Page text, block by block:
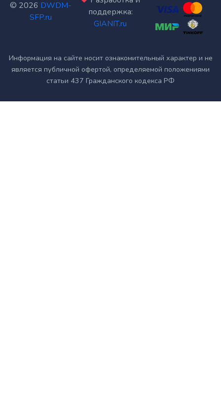
© 2026 DWDM-
SFP.ru
поддержка:
GIANIT.ru
Информация на сайте носит ознакомительный характер и не
является публичной офертой, определяемой положениями
статьи 437 Гражданского кодекса РФ